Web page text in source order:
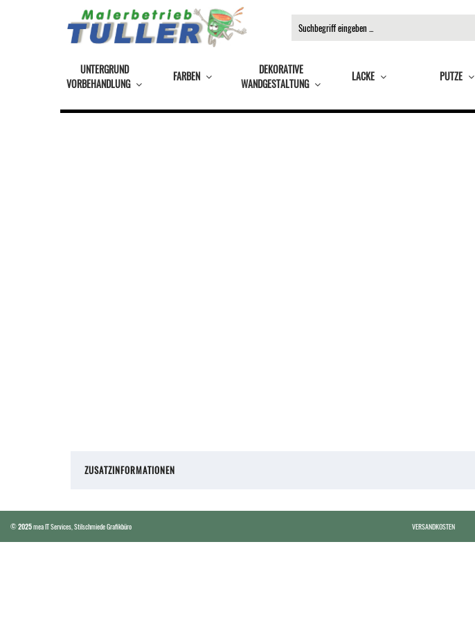
UNTERGRUND
VORBEHANDLUNG
FARBEN
DEKORATIVE
WANDGESTALTUNG
LACKE PUTZE
ZUSATZINFORMATIONEN
©2025mea IT Services,Stilschmiede Grafikbüro VERSANDKOSTEN